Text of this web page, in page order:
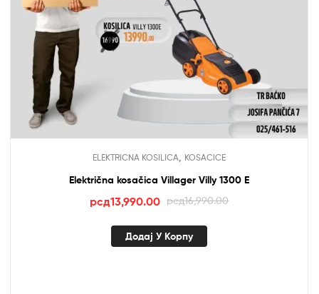
ELEKTRICNA KOSILICA KOSACICE
Električna kosačica Villager Villy 1300 E
рсд16,990.00
Оригинална
је
рсд13,990.00Тренутна
је:
Додај У Корпу